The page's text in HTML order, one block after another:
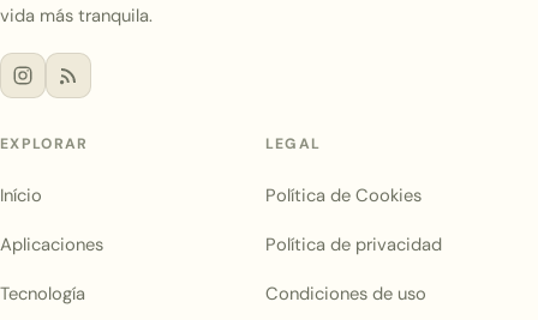
vida más tranquila.
EXPLORAR
Início
Aplicaciones
Tecnología
LEGAL
Política de Cookies
Política de privacidad
Condiciones de uso